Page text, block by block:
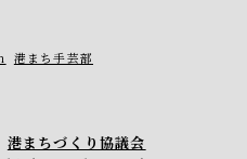
港まち手芸部
港まちづくり協議会